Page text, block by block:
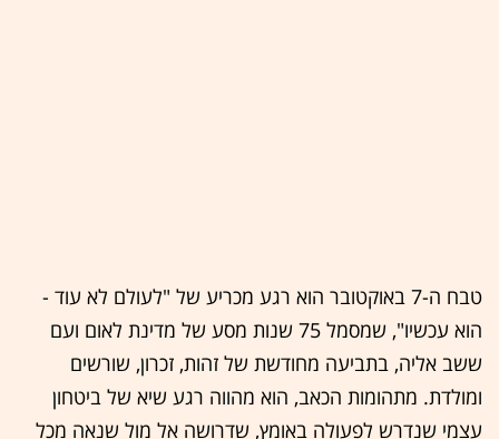
טבח ה-7 באוקטובר הוא רגע מכריע של "לעולם לא עוד -
הוא עכשיו", שמסמל 75 שנות מסע של מדינת לאום ועם
ששב אליה, בתביעה מחודשת של זהות, זכרון, שורשים
ומולדת. מתהומות הכאב, הוא מהווה רגע שיא של ביטחון
עצמי שנדרש לפעולה באומץ, שדרושה אל מול שנאה מכל